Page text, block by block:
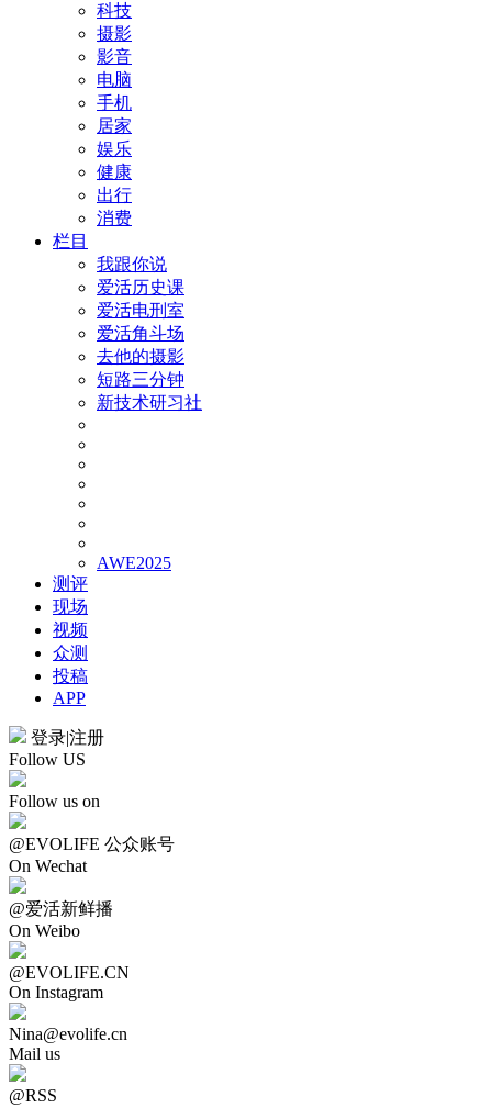
科技
摄影
影音
电脑
手机
居家
娱乐
健康
出行
消费
栏目
我跟你说
爱活历史课
爱活电刑室
爱活角斗场
去他的摄影
短路三分钟
新技术研习社
AWE2025
测评
现场
视频
众测
投稿
APP
登录|注册
Follow US
Follow us on
@EVOLIFE 公众账号
On Wechat
@爱活新鲜播
On Weibo
@EVOLIFE.CN
On Instagram
Nina@evolife.cn
Mail us
@RSS